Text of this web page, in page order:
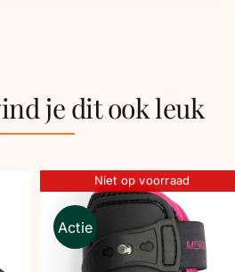
je dit ook leuk
Niet op voorraad
Actie